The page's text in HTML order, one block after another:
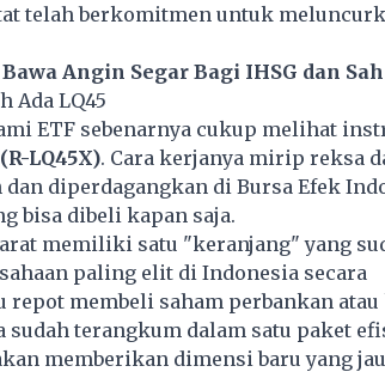
telah berkomitmen untuk
Angin Segar Bagi IHSG dan
Ada LQ45
ETF sebenarnya cukup melihat
LQ45X). Cara kerjanya mirip reksa
diperdagangkan di Bursa Efek
bisa dibeli kapan saja.
memiliki satu "keranjang" yang
paling elit di Indonesia secara
membeli saham perbankan
sudah terangkum dalam satu paket
memberikan dimensi baru yang